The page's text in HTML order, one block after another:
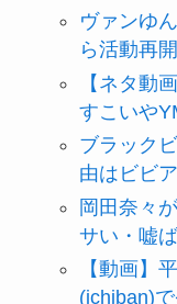
ヴァンゆ
ら活動再
【ネタ動
すこいや
ブラック
由はビビ
岡田奈々
サい・嘘
【動画】
(ichiban)